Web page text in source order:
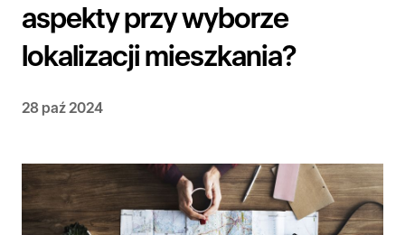
aspekty przy wyborze
lokalizacji mieszkania?
28 paź 2024